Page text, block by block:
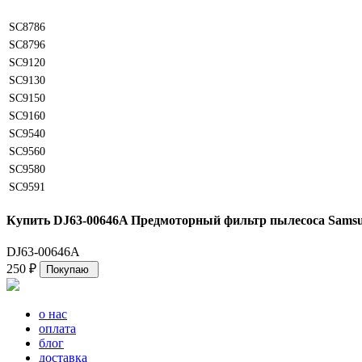
SC8786
SC8796
SC9120
SC9130
SC9150
SC9160
SC9540
SC9560
SC9580
SC9591
Купить DJ63-00646A Предмоторный фильтр пылесоса
DJ63-00646A
250 ₽
о нас
оплата
блог
доставка